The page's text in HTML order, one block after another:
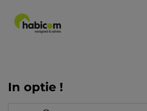
kopen
In optie !